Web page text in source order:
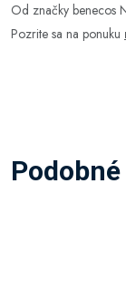
Od značky benecos
Pozrite sa na ponuku